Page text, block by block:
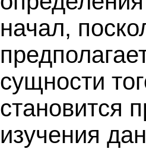
начал,
сущности
становится
изучения